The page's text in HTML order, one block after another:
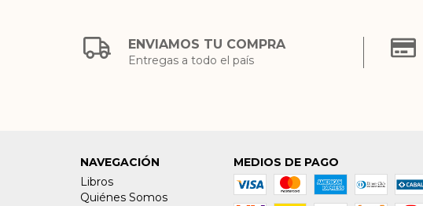
ENVIAMOS TU COMPRA
Entregas a todo el país
NAVEGACIÓN
Libros
Quiénes Somos
MEDIOS DE PAGO